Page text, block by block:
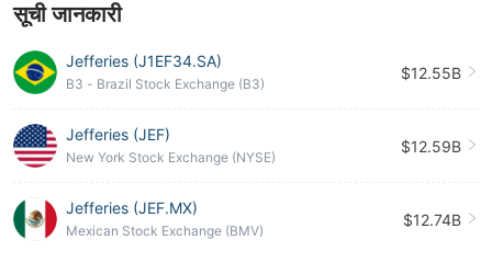
सूची जानकारी
Jefferies (J1EF34.SA)
B3 - Brazil Stock Exchange (B3)
$12.55B
Jefferies (JEF)
New York Stock Exchange (NYSE)
$12.59B
Jefferies (JEF.MX)
Mexican Stock Exchange (BMV)
$12.74B